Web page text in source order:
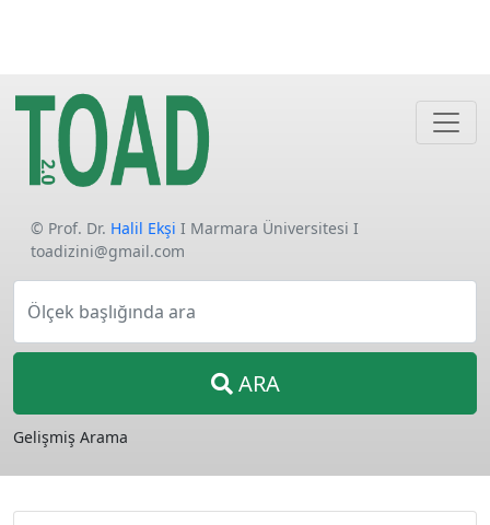
© Prof. Dr. Halil Ekşi I Marmara Üniversitesi I
toadizini@gmail.com
Ölçek başlığında ara
ARA
Gelişmiş Arama